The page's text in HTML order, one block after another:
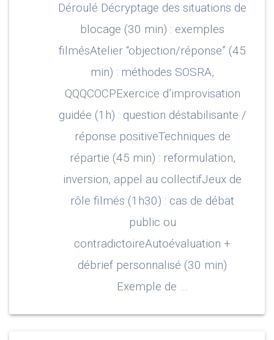
Déroulé Décryptage des situations de
blocage (30 min) : exemples
filmésAtelier “objection/réponse” (45
min) : méthodes SOSRA,
QQQCOCPExercice d’improvisation
guidée (1h) : question déstabilisante /
réponse positiveTechniques de
répartie (45 min) : reformulation,
inversion, appel au collectifJeux de
rôle filmés (1h30) : cas de débat
public ou
contradictoireAutoévaluation +
débrief personnalisé (30 min)
Exemple de …